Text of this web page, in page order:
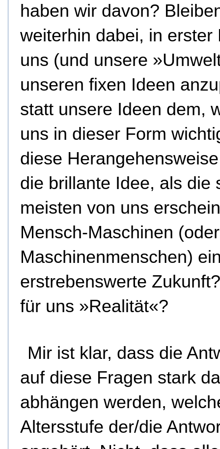
haben wir davon?
weiterhin dabei, in erster
uns (und unsere
unseren fixen Ideen
statt unsere Ideen dem,
uns in dieser Form
diese
die brillante Idee, als die
meisten von uns
Mensch-Maschinen (oder
Maschinenmenschen)
erstrebenswerte
für uns »Realität«?
Mir ist klar, dass die
auf diese Fragen stark
abhängen werden,
Altersstufe der/die